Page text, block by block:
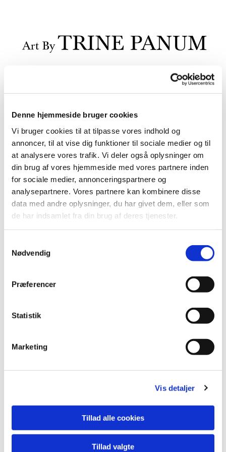
Denne hjemmeside bruger cookies
Vi bruger cookies til at tilpasse vores indhold og
annoncer, til at vise dig funktioner til sociale medier og til
at analysere vores trafik. Vi deler også oplysninger om
din brug af vores hjemmeside med vores partnere inden
for sociale medier, annonceringspartnere og
analysepartnere. Vores partnere kan kombinere disse
data med andre oplysninger, du har givet dem, eller som
de har indsamlet fra din brug af deres tjenester.
Nødvendig
Præferencer
Statistik
Marketing
Vis detaljer
Tillad alle cookies
Tillad valgte
Nr. 644 42x32 cm